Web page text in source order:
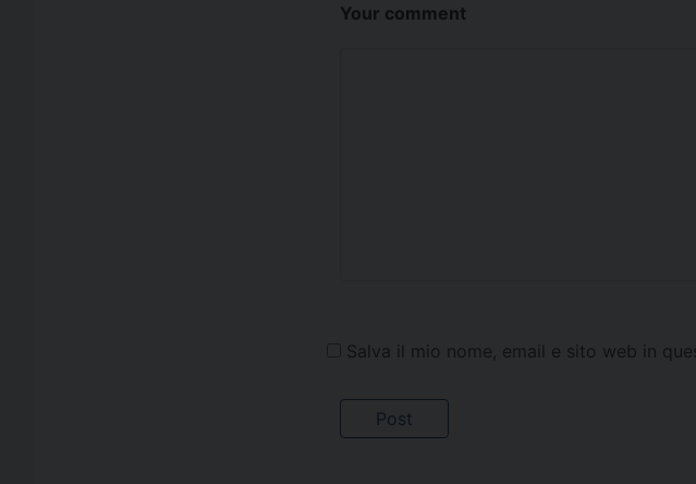
Your comment
Salva il mio nome, email e sito web in